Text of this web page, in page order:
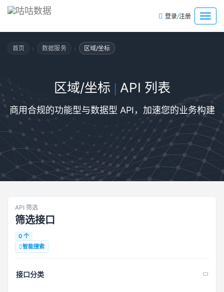
菜
单
登录/注册
首页 › 数据服务 › 区域/坐标
区域/坐标 | API 列表
商用合规的功能型与数据型 API，加速您的业务构建
API 筛选
筛选接口
0 个
智能搜索
接口分类